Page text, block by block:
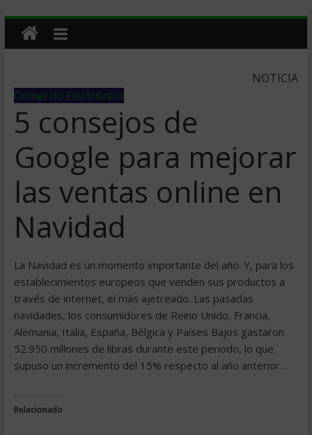
NOTICIA
Comercio Electrónico
5 consejos de
Google para mejorar
las ventas online en
Navidad
La Navidad es un momento importante del año. Y, para los
establecimientos europeos que venden sus productos a
través de internet, el más ajetreado. Las pasadas
navidades, los consumidores de Reino Unido, Francia,
Alemania, Italia, España, Bélgica y Países Bajos gastaron
52.950 millones de libras durante este periodo, lo que
supuso un incremento del 15% respecto al año anterior…
Relacionado